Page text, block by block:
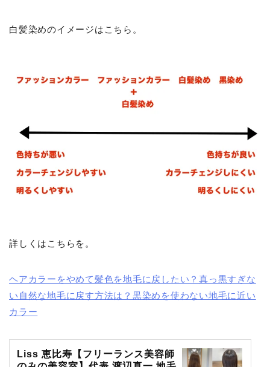
白髪染めのイメージはこちら。
詳しくはこちらを。
ヘアカラーをやめて髪色を地毛に戻したい？真っ黒すぎな
い自然な地毛に戻す方法は？黒染めを使わない地毛に近い
カラー
Liss 恵比寿【フリーランス美容師